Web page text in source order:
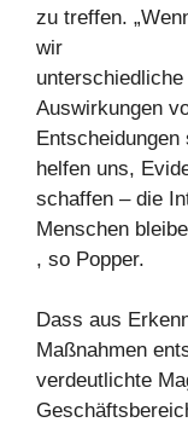
zu treffen.
wir
Auswirkungen
helfen uns,
schaffen – die
Menschen
, so Popper.
Dass aus
Maßnahmen
verdeutlichte